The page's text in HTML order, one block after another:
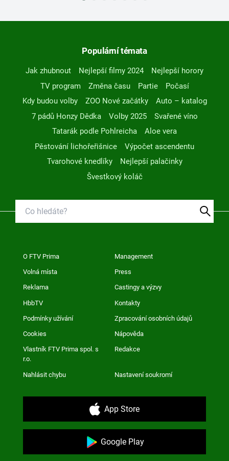
Populární témata
Jak zhubnout Nejlepší filmy 2024
Nejlepší horory
TV program
Změna času Partie
Počasí
Kdy budou volby
ZOO Nové začátky
Auto – katalog
7 pádů Honzy Dědka
Volby 2025
Svařené víno
Tatarák podle Pohlreicha
Aloe vera
Pěstování lichořeřišnice
Výpočet ascendentu
Tvarohové knedlíky
Nejlepší palačinky
Švestkový koláč
O FTV Prima Management
Volná místa Press
Reklama Castingy a výzvy
HbbTV Kontakty
Podmínky užívání Zpracování osobních údajů
Cookies Nápověda
Vlastník FTV Prima spol. s
r.o.
Redakce
Nahlásit chybu Nastavení soukromí
App Store
Google Play